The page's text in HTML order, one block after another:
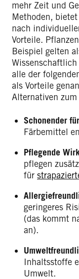
mehr Zeit und
Methoden,
nach
Vorteile.
Beispiel gelten
alle der
als Vorteile
Alternativen
Schonender
Färbemittel
Pflegende
pflegen
für
geringeres
(das kommt
an).
Inhaltsstoffe
Umwelt.